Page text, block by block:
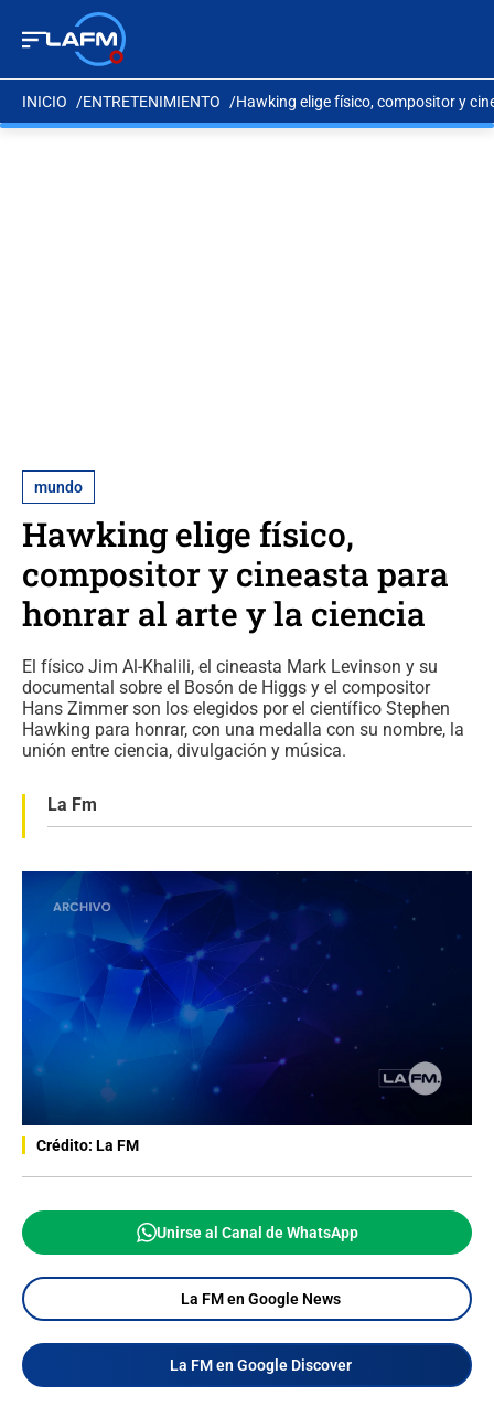
INICIO ENTRETENIMIENTO Hawking elige físico, compositor y
mundo
Hawking elige físico,
compositor y cineasta para
honrar al arte y la ciencia
El físico Jim Al-Khalili, el cineasta Mark Levinson y su
documental sobre el Bosón de Higgs y el compositor
Hans Zimmer son los elegidos por el científico Stephen
Hawking para honrar, con una medalla con su nombre, la
unión entre ciencia, divulgación y música.
La Fm
Crédito: La FM
Unirse al Canal de WhatsApp
La FM en Google News
La FM en Google Discover